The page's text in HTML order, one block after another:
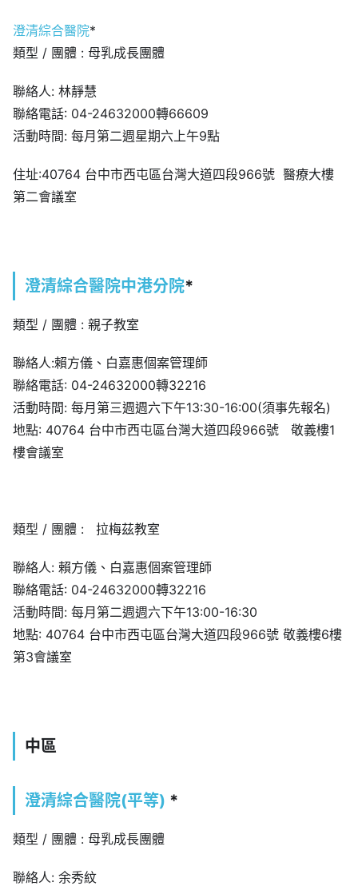
澄清綜合醫院*
類型 / 團體 : 母乳成長團體
聯絡人: 林靜慧
聯絡電話: 04-24632000轉66609
活動時間: 每月第二週星期六上午9點
住址:40764 台中市西屯區台灣大道四段966號 醫療大樓
第二會議室
澄清綜合醫院中港分院*
類型 / 團體 : 親子教室
聯絡人:賴方儀、白嘉惠個案管理師
聯絡電話: 04-24632000轉32216
活動時間: 每月第三週週六下午13:30-16:00(須事先報名)
地點: 40764 台中市西屯區台灣大道四段966號 敬義樓1
樓會議室
類型 / 團體 : 拉梅茲教室
聯絡人: 賴方儀、白嘉惠個案管理師
聯絡電話: 04-24632000轉32216
活動時間: 每月第二週週六下午13:00-16:30
地點: 40764 台中市西屯區台灣大道四段966號 敬義樓6樓
第3會議室
中區
澄清綜合醫院(平等) *
類型 / 團體 : 母乳成長團體
聯絡人: 余秀紋